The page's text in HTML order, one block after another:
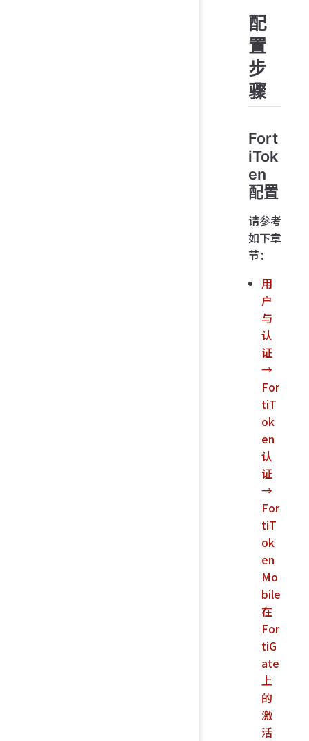
配
置
步
骤
Fort
iTok
en
配置
请参考
如下章
节：
用
户
与
认
证
→
For
tiT
ok
en
认
证
→
For
tiT
ok
en
Mo
bile
在
For
tiG
ate
上
的
激
活